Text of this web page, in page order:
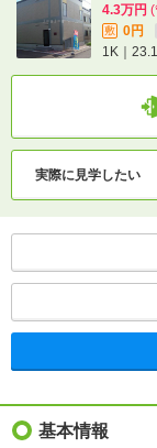
4.3万円 (
敷 0円
1K｜
実際に見学したい
基本情報